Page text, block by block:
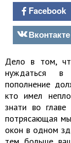
Facebook
Вконтакте
Дело в том,
нуждаться в
пополнение
кто имел
знати во
потрясающая
окон в одном